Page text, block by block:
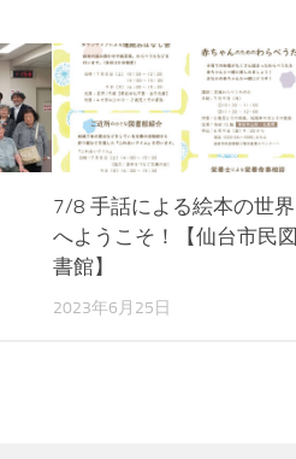
7/8 手話による絵本の世界
へようこそ！【仙台市民図
書館】
2023年6月25日